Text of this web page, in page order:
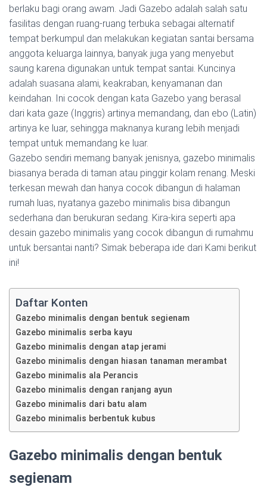
berlaku bagi orang awam. Jadi Gazebo adalah salah satu
fasilitas dengan ruang-ruang terbuka sebagai alternatif
tempat berkumpul dan melakukan kegiatan santai bersama
anggota keluarga lainnya, banyak juga yang menyebut
saung karena digunakan untuk tempat santai. Kuncinya
adalah suasana alami, keakraban, kenyamanan dan
keindahan. Ini cocok dengan kata Gazebo yang berasal
dari kata gaze (Inggris) artinya memandang, dan ebo (Latin)
artinya ke luar, sehingga maknanya kurang lebih menjadi
tempat untuk memandang ke luar.
Gazebo sendiri memang banyak jenisnya, gazebo minimalis
biasanya berada di taman atau pinggir kolam renang. Meski
terkesan mewah dan hanya cocok dibangun di halaman
rumah luas, nyatanya gazebo minimalis bisa dibangun
sederhana dan berukuran sedang. Kira-kira seperti apa
desain gazebo minimalis yang cocok dibangun di rumahmu
untuk bersantai nanti? Simak beberapa ide dari Kami berikut
ini!
Daftar Konten
Gazebo minimalis dengan bentuk segienam
Gazebo minimalis serba kayu
Gazebo minimalis dengan atap jerami
Gazebo minimalis dengan hiasan tanaman merambat
Gazebo minimalis ala Perancis
Gazebo minimalis dengan ranjang ayun
Gazebo minimalis dari batu alam
Gazebo minimalis berbentuk kubus
Gazebo minimalis dengan bentuk
segienam